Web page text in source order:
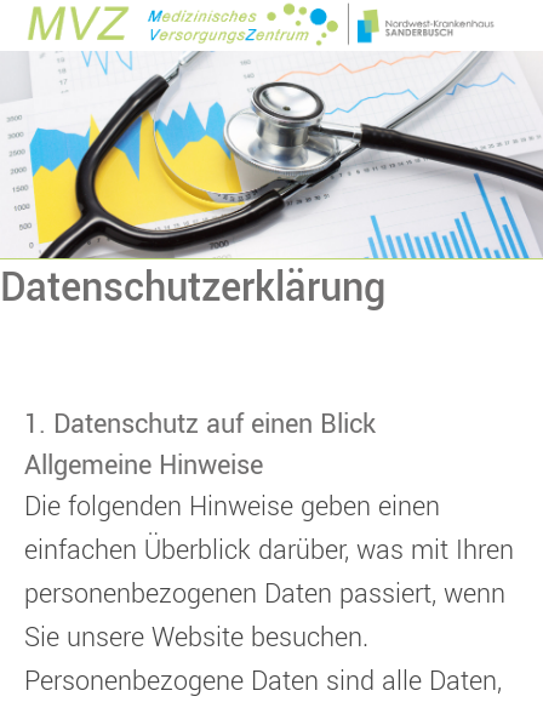
Datenschutzerklärung
1. Datenschutz auf einen Blick
Allgemeine Hinweise
Die folgenden Hinweise geben einen
einfachen Überblick darüber, was mit Ihren
personenbezogenen Daten passiert, wenn
Sie unsere Website besuchen.
Personenbezogene Daten sind alle Daten,